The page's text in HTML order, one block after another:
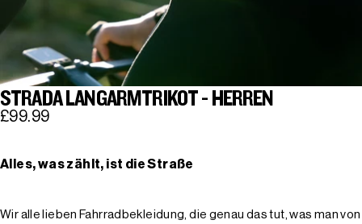
STRADA LANGARMTRIKOT - HERREN
£99.99
Alles, was zählt, ist die Straße
Wir alle lieben Fahrradbekleidung, die genau das tut, was man von